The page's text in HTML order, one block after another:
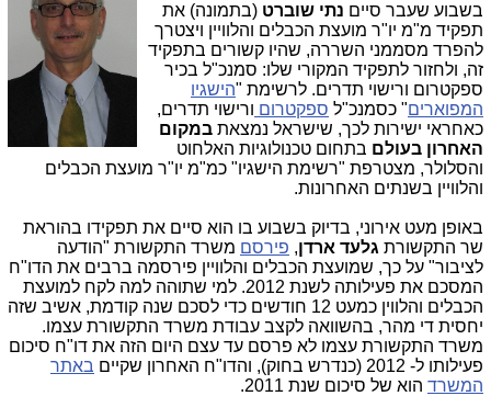
בשבוע שעבר סיים נתי שוברט (בתמונה) את
תפקיד מ"מ יו"ר מועצת הכבלים והלוויין ויצטרך
להפרד מסממני השררה, שהיו קשורים בתפקיד
זה, ולחזור לתפקיד המקורי שלו: סמנכ"ל בכיר
ספקטרום ורישוי תדרים. לרשימת "הישגיו
המפוארים" כסמנכ"ל ספקטרום ורישוי תדרים,
כאחראי ישירות לכך, שישראל נמצאת במקום
האחרון בעולם בתחום טכנולוגיות האלחוט
והסלולר, מצטרפת "רשימת הישגיו" כמ"מ יו"ר מועצת הכבלים
והלוויין בשנתים האחרונות.
באופן מעט אירוני, בדיוק בשבוע בו הוא סיים את תפקידו בהוראת
שר התקשורת גלעד ארדן, פירסם משרד התקשורת "הודעה
לציבור" על כך, שמועצת הכבלים והלוויין פירסמה ברבים את הדו"ח
המסכם את פעילותה לשנת 2012. למי שתוהה למה לקח למועצת
הכבלים והלווין כמעט 12 חודשים כדי לסכם שנה קודמת, אשיב שזה
יחסית די מהר, בהשוואה לקצב עבודת משרד התקשורת עצמו.
משרד התקשורת עצמו לא פרסם עד עצם היום הזה את דו"ח סיכום
פעילותו ל- 2012 (כנדרש בחוק), והדו"ח האחרון שקיים
באתר
המשרד הוא של סיכום שנת 2011.